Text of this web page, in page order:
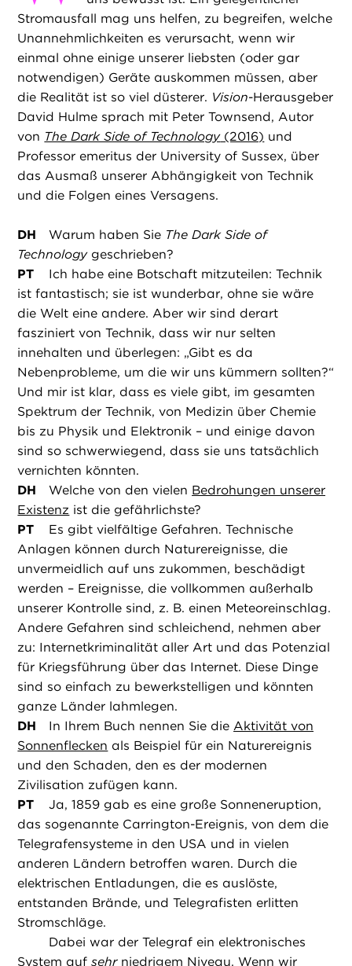
Stromausfall mag uns helfen, zu begreifen, welche
Unannehmlichkeiten es verursacht, wenn wir
einmal ohne einige unserer liebsten (oder gar
notwendigen) Geräte auskommen müssen, aber
die Realität ist so viel düsterer. Vision-Herausgeber
David Hulme sprach mit Peter Townsend, Autor
von The Dark Side of Technology(2016) und
Professor emeritus der University of Sussex, über
das Ausmaß unserer Abhängigkeit von Technik
und die Folgen eines Versagens.
DH Warum haben Sie The Dark Side of
Technologygeschrieben?
PT
Ich habe eine Botschaft mitzuteilen: Technik
ist fantastisch; sie ist wunderbar, ohne sie wäre
die Welt eine andere. Aber wir sind derart
fasziniert von Technik, dass wir nur selten
innehalten und überlegen: „Gibt es da
Nebenprobleme, um die wir uns kümmern sollten?“
Und mir ist klar, dass es viele gibt, im gesamten
Spektrum der Technik, von Medizin über Chemie
bis zu Physik und Elektronik – und einige davon
sind so schwerwiegend, dass sie uns tatsächlich
vernichten könnten.
DH
Welche von den vielen Bedrohungen unserer
Existenz ist die gefährlichste?
PT
Es gibt vielfältige Gefahren. Technische
Anlagen können durch Naturereignisse, die
unvermeidlich auf uns zukommen, beschädigt
werden – Ereignisse, die vollkommen außerhalb
unserer Kontrolle sind, z. B. einen Meteoreinschlag.
Andere Gefahren sind schleichend, nehmen aber
zu: Internetkriminalität aller Art und das Potenzial
für Kriegsführung über das Internet. Diese Dinge
sind so einfach zu bewerkstelligen und könnten
ganze Länder lahmlegen.
DH
In Ihrem Buch nennen Sie dieAktivität von
Sonnenflecken als Beispiel für ein Naturereignis
und den Schaden, den es der modernen
Zivilisation zufügen kann.
PT
Ja, 1859 gab es eine große Sonneneruption,
das sogenannte Carrington-Ereignis, von dem die
Telegrafensysteme in den USA und in vielen
anderen Ländern betroffen waren. Durch die
elektrischen Entladungen, die es auslöste,
entstanden Brände, und Telegrafisten erlitten
Stromschläge.
Dabei war der Telegraf ein elektronisches
System aufsehrniedrigem Niveau. Wenn wir